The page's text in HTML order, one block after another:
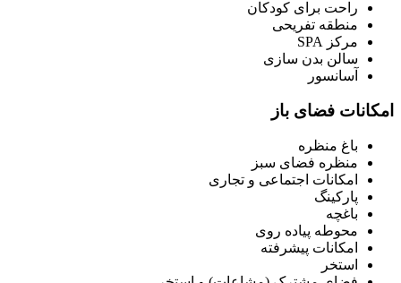
راحت برای کودکان
منطقه تفریحی
مرکز SPA
سالن بدن سازی
آسانسور
امکانات فضای باز
باغ منظره
منظره فضای سبز
امکانات اجتماعی و تجاری
پارکینگ
باغچه
محوطه پیاده روی
امکانات پیشرفته
استخر